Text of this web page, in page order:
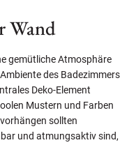
Wand
gemütliche Atmosphäre
des Badezimmers
Deko-Element
Mustern und Farben
sollten
und atmungsaktiv sind,